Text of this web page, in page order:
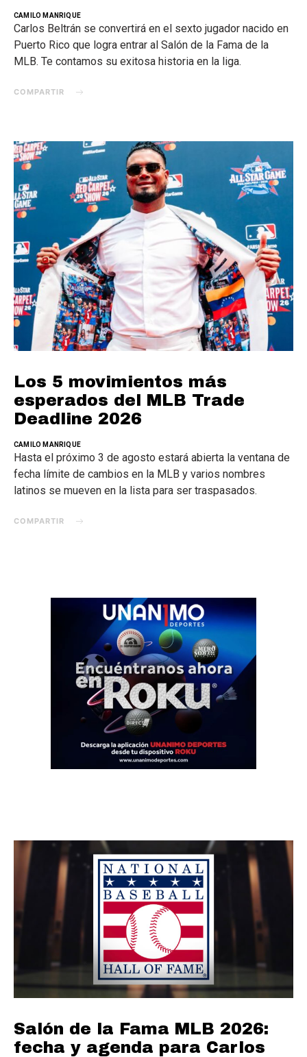
CAMILO MANRIQUE
Carlos Beltrán se convertirá en el sexto jugador nacido en
Puerto Rico que logra entrar al Salón de la Fama de la
MLB. Te contamos su exitosa historia en la liga.
COMPARTIR
Los 5 movimientos más
esperados del MLB Trade
Deadline 2026
CAMILO MANRIQUE
Hasta el próximo 3 de agosto estará abierta la ventana de
fecha límite de cambios en la MLB y varios nombres
latinos se mueven en la lista para ser traspasados.
COMPARTIR
Salón de la Fama MLB 2026:
fecha y agenda para Carlos